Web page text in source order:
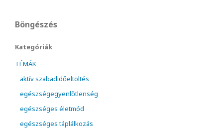
Böngészés
Kategóriák
TÉMÁK
aktív szabadidőeltöltés
egészségegyenlőtlenség
egészséges életmód
egészséges táplálkozás